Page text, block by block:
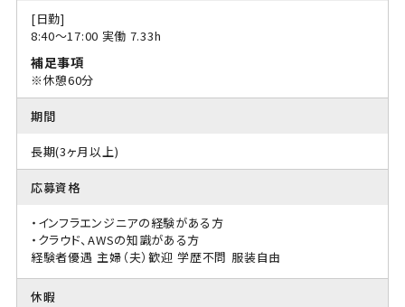
[日勤]
8:40〜17:00 実働 7.33h
補足事項
※休憩60分
期間
長期(3ヶ月以上)
応募資格
・インフラエンジニアの経験がある方
・クラウド、AWSの知識がある方
経験者優遇 主婦（夫）歓迎 学歴不問 服装自由
休暇